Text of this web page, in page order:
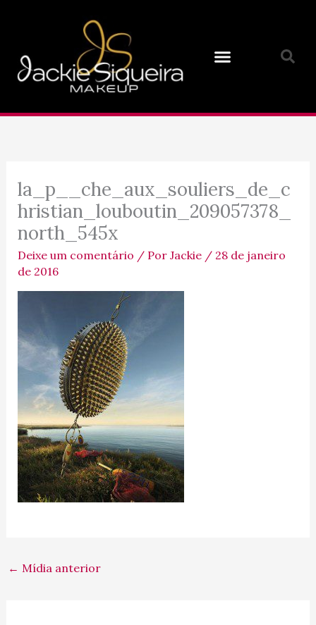
conteúdo
la_p__che_aux_souliers_de_c
hristian_louboutin_209057378_
north_545x
Deixe um comentário / Por Jackie / 28 de janeiro
de 2016
← Mídia anterior